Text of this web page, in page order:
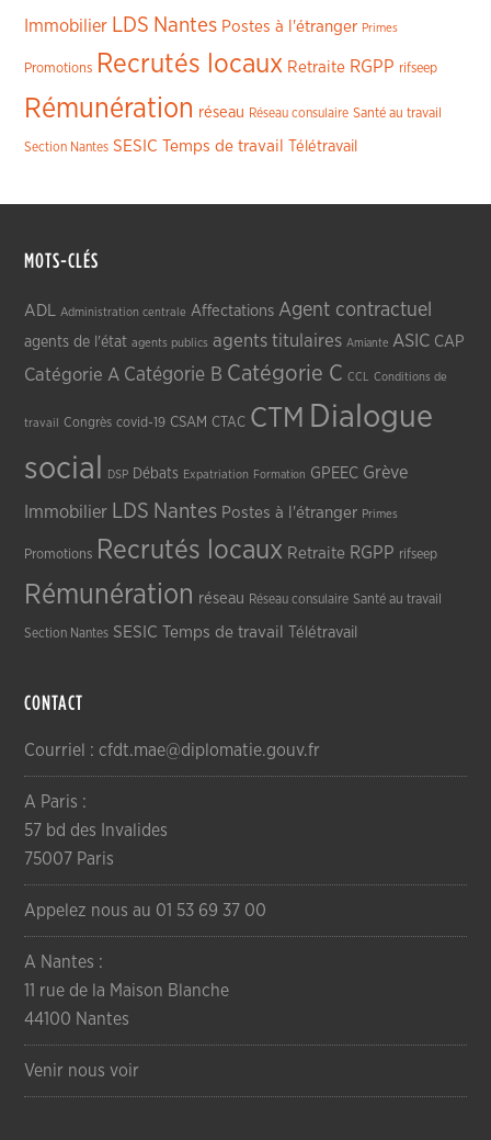
Immobilier LDS Nantes Postes à l'étranger Primes
Promotions Recrutés locaux Retraite RGPP rifseep
Rémunération réseau Réseau consulaire Santé au travail
Section Nantes SESIC Temps de travail Télétravail
MOTS-CLÉS
ADL Administration centrale Affectations Agent contractuel
agents de l'état agents publics agents titulaires Amiante ASIC CAP
Catégorie A Catégorie B Catégorie C CCL Conditions de
travail Congrès covid-19 CSAM CTAC CTM Dialogue
social
DSP Débats Expatriation Formation GPEEC Grève
Immobilier LDS Nantes Postes à l'étranger Primes
Promotions Recrutés locaux Retraite RGPP rifseep
Rémunération réseau Réseau consulaire Santé au travail
Section Nantes SESIC Temps de travail Télétravail
CONTACT
Courriel : cfdt.mae@diplomatie.gouv.fr
A Paris :
57 bd des Invalides
75007 Paris
Appelez nous au 01 53 69 37 00
A Nantes :
11 rue de la Maison Blanche
44100 Nantes
Venir nous voir